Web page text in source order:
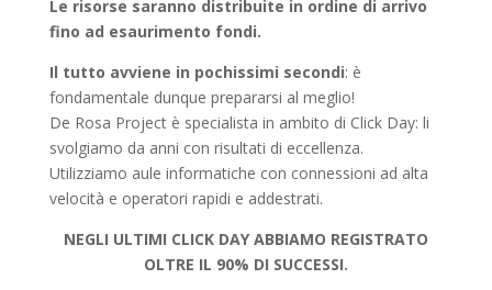
Le risorse saranno distribuite in ordine di arrivo
fino ad esaurimento fondi.
Il tutto avviene in pochissimi secondi: è
fondamentale dunque prepararsi al meglio!
De Rosa Project è specialista in ambito di Click Day: li
svolgiamo da anni con risultati di eccellenza.
Utilizziamo aule informatiche con connessioni ad alta
velocità e operatori rapidi e addestrati.
NEGLI ULTIMI CLICK DAY ABBIAMO REGISTRATO
OLTRE IL 90% DI SUCCESSI.